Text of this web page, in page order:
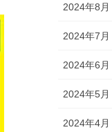
2024年8月
2024年7月
2024年6月
2024年5月
2024年4月